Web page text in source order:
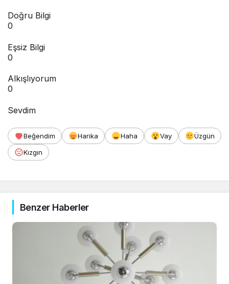
Doğru Bilgi
0
Eşsiz Bilgi
0
Alkışlıyorum
0
Sevdim
Beğendim Harika Haha Vay
Üzgün
Kızgın
Benzer Haberler